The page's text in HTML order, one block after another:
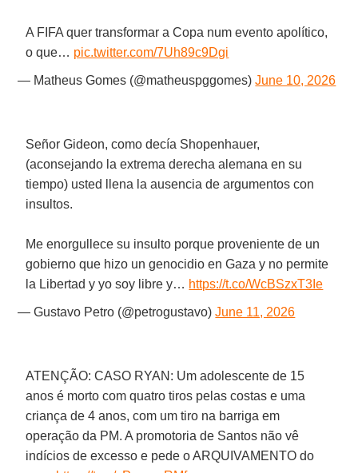
A FIFA quer transformar a Copa num evento apolítico,
o que… pic.twitter.com/7Uh89c9Dgi
— Matheus Gomes (@matheuspggomes)June 10, 2026
Señor Gideon, como decía Shopenhauer,
(aconsejando la extrema derecha alemana en su
tiempo) usted llena la ausencia de argumentos con
insultos.
Me enorgullece su insulto porque proveniente de un
gobierno que hizo un genocidio en Gaza y no permite
la Libertad y yo soy libre y… https://t.co/WcBSzxT3Ie
— Gustavo Petro (@petrogustavo)June 11, 2026
ATENÇÃO: CASO RYAN: Um adolescente de 15
anos é morto com quatro tiros pelas costas e uma
criança de 4 anos, com um tiro na barriga em
operação da PM. A promotoria de Santos não vê
indícios de excesso e pede o ARQUIVAMENTO do